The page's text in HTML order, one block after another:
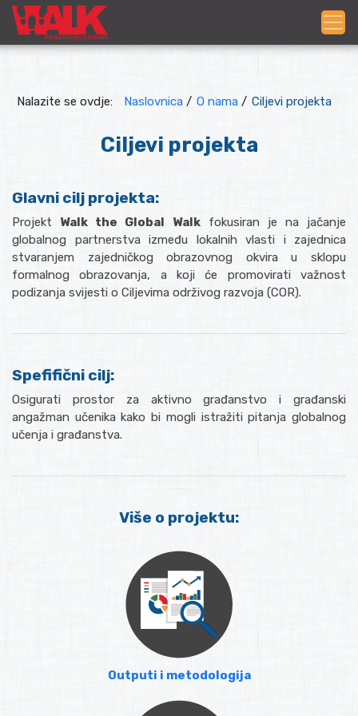
Nalazite se ovdje: Naslovnica / O nama / Ciljevi projekta
Ciljevi projekta
Glavni cilj projekta:
Projekt Walk the Global Walkfokusiran je na jačanje
globalnog partnerstva između lokalnih vlasti i zajednica
stvaranjem zajedničkog obrazovnog okvira u sklopu
formalnog obrazovanja, a koji će promovirati važnost
podizanja svijesti o Ciljevima održivog razvoja (COR).
Spefifični cilj:
Osigurati prostor za aktivno građanstvo i građanski
angažman učenika kako bi mogli istražiti pitanja globalnog
učenja i građanstva.
Više o projektu:
Outputi i metodologija